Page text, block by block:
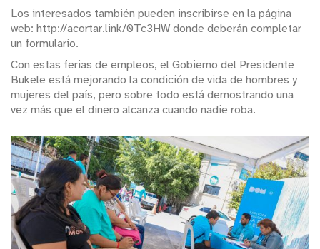
Los interesados también pueden inscribirse en la página
web: http://acortar.link/0Tc3HW donde deberán completar
un formulario.
Con estas ferias de empleos, el Gobierno del Presidente
Bukele está mejorando la condición de vida de hombres y
mujeres del país, pero sobre todo está demostrando una
vez más que el dinero alcanza cuando nadie roba.